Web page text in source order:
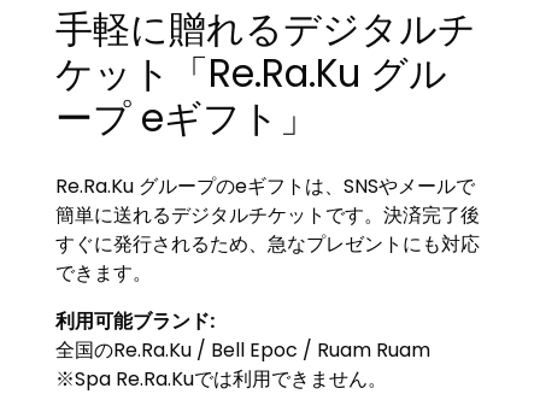
手軽に贈れるデジタルチ
ケット「Re.Ra.Ku グル
ープ eギフト」
Re.Ra.Ku グループのeギフトは、SNSやメールで
簡単に送れるデジタルチケットです。決済完了後
すぐに発行されるため、急なプレゼントにも対応
できます。
利用可能ブランド:
全国のRe.Ra.Ku / Bell Epoc / Ruam Ruam
※Spa Re.Ra.Kuでは利用できません。